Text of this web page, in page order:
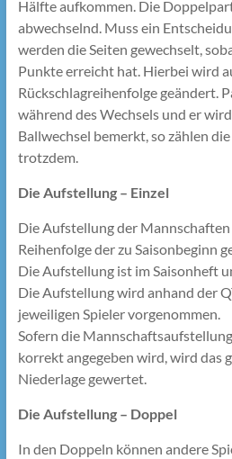
Hälfte aufkommen. Die
abwechselnd. Muss ein
werden die Seiten gewechselt,
Punkte erreicht hat. Hierbei wird
Rückschlagreihenfolge geändert.
während des Wechsels und er
Ballwechsel bemerkt, so zählen
trotzdem.
Die Aufstellung – Einzel
Die Aufstellung der
Reihenfolge der zu Saisonbeginn
Die Aufstellung ist im Saisonheft
Die Aufstellung wird anhand der
jeweiligen Spieler vorgenommen.
Sofern die
korrekt angegeben wird, wird das
Niederlage gewertet.
Die Aufstellung – Doppel
In den Doppeln können andere